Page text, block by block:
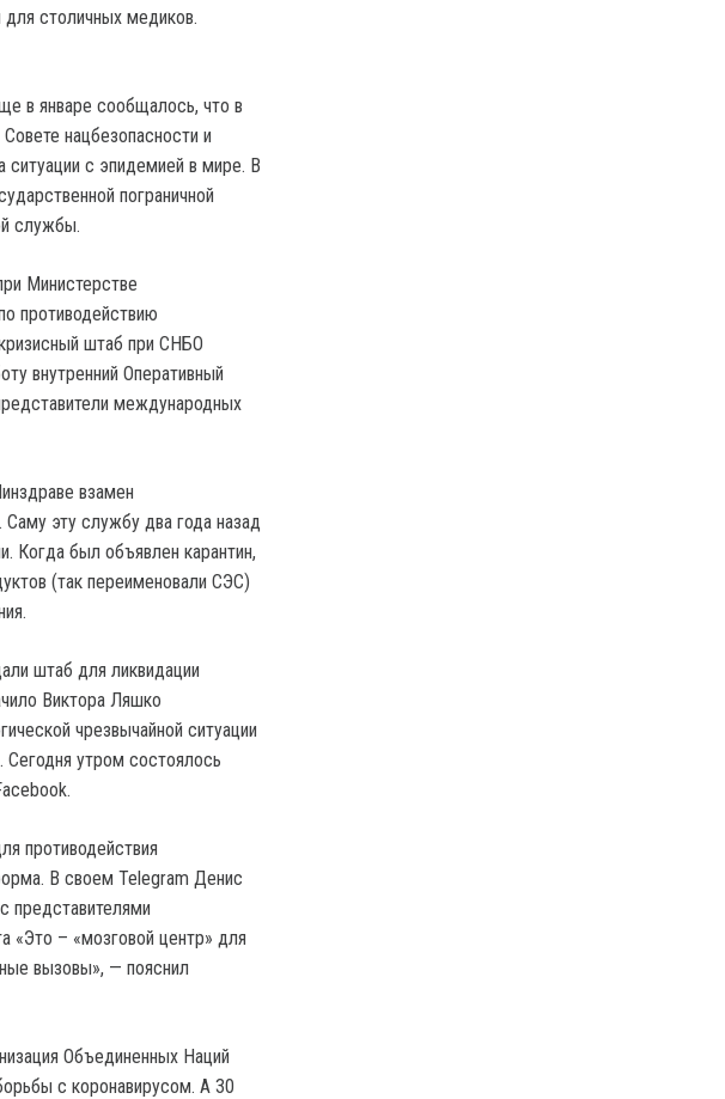
столичных медиков.
в январе сообщалось, что в
нацбезопасности и
ситуации с эпидемией в мире. В
пограничной
службы.
Министерстве
противодействию
штаб при СНБО
внутренний Оперативный
международных
взамен
эту службу два года назад
Когда был объявлен карантин,
(так переименовали СЭС)
штаб для ликвидации
Виктора Ляшко
чрезвычайной ситуации
Сегодня утром состоялось
противодействия
В своем Telegram Денис
представителями
«Это – «мозговой центр» для
вызовы», — пояснил
Объединенных Наций
с коронавирусом. А 30